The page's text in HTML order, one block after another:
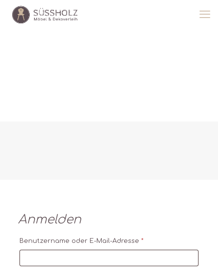
Anmelden
Benutzername oder E-Mail-Adresse *Erforderlich